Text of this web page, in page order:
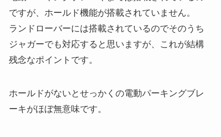
ですが、ホールド機能が搭載されていません。
ランドローバーには搭載されているのでそのうち
ジャガーでも対応すると思いますが、これが結構
残念なポイントです。
ホールドがないとせっかくの電動パーキングブレ
ーキがほぼ無意味です。